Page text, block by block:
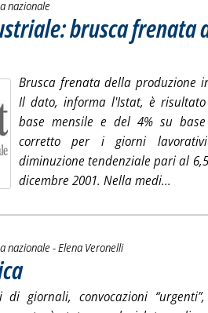
nazionale
brusca frenata
lunedì 11 febbraio 2008 alle 15.11.
Brusca frenata della produzione
Il dato, informa l'Istat, è
base mensile e del 4% su
corretto per i giorni
diminuzione tendenziale pari al
dicembre 2001. Nella medi...
nazionale - di:
Elena Veronelli
. Pubblicata venerdì 08 febbraio 2008 alle 14.31.
giornali, convocazioni